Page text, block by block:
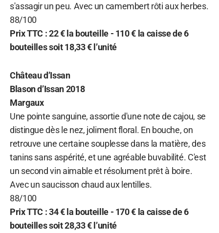
s'assagir un peu. Avec un camembert rôti aux herbes.
88/100
Prix TTC : 22 € la bouteille - 110 € la caisse de 6
bouteilles soit 18,33 € l’unité
Château d’Issan
Blason d’Issan 2018
Margaux
Une pointe sanguine, assortie d'une note de cajou, se
distingue dès le nez, joliment floral. En bouche, on
retrouve une certaine souplesse dans la matière, des
tanins sans aspérité, et une agréable buvabilité. C'est
un second vin aimable et résolument prêt à boire.
Avec un saucisson chaud aux lentilles.
88/100
Prix TTC : 34 € la bouteille - 170 € la caisse de 6
bouteilles soit 28,33 € l’unité